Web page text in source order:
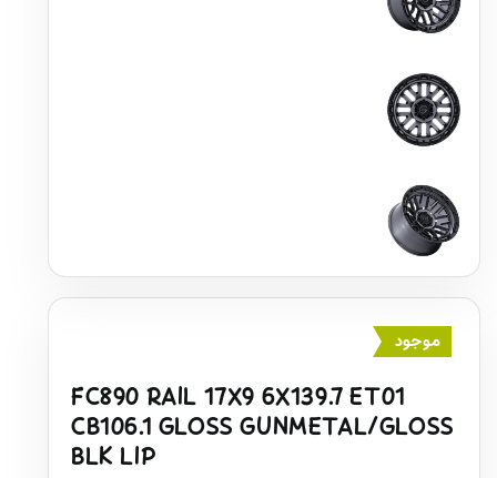
موجود
FC890 RAIL 17X9 6X139.7 ET01
CB106.1 GLOSS GUNMETAL/GLOSS
BLK LIP